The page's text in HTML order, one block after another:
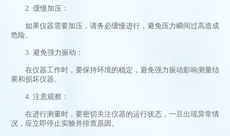
2. 缓慢加压：
如果仪器需要加压，请务必缓慢进行，避免压力瞬间过高造成
危险。
3. 避免强力振动：
在仪器工作时，要保持环境的稳定，避免强力振动影响测量结
果和损坏仪器。
4. 注意观察：
在进行测量时，要密切关注仪器的运行状态，一旦出现异常情
况，应立即停止实验并排查原因。